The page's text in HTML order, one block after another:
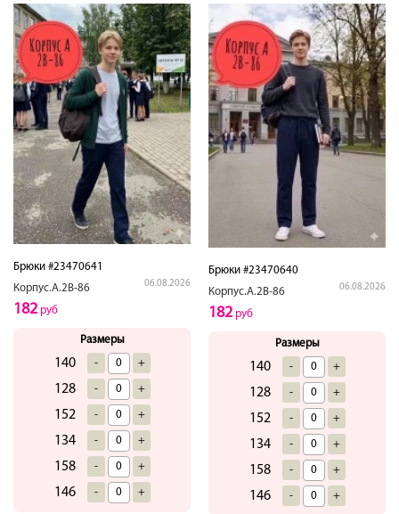
Брюки #23470641
Корпус.А.2В-86
06.08.2026
182руб
Размеры
140 - +
128 - +
152 - +
134 - +
158 - +
146 - +
Брюки #23470640
Корпус.А.2В-86
06.08.2026
182руб
Размеры
140 - +
128 - +
152 - +
134 - +
158 - +
146 - +